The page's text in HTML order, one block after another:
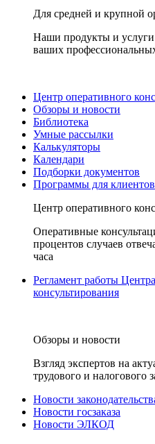
Для средней и крупной
Наши продукты и
ваших
Центр оперативного
Обзоры и новости
Библиотека
Умные рассылки
Калькуляторы
Календари
Подборки документов
Программы для клиентов
Центр оперативного
Оперативные
процентов случаев
часа
Регламент работы
консультирования
Обзоры и новости
Взгляд экспертов на
трудового и налогового
Новости
Новости госзаказа
Новости ЭЛКОД